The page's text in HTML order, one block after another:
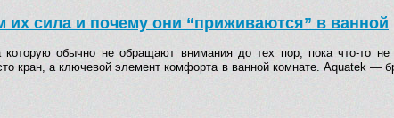
их сила и почему они “приживаются” в ванной
обычно не обращают внимания до тех пор, пока что-то не
кран, а ключевой элемент комфорта в ванной комнате. Aquatek —